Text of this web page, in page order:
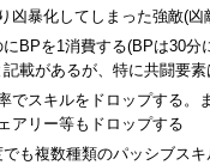
凶暴化してしまった強敵(凶
BPを1消費する(BPは30分
記載があるが、特に共闘要
でスキルをドロップする。
アリー等もドロップする
でも複数種類のパッシブス